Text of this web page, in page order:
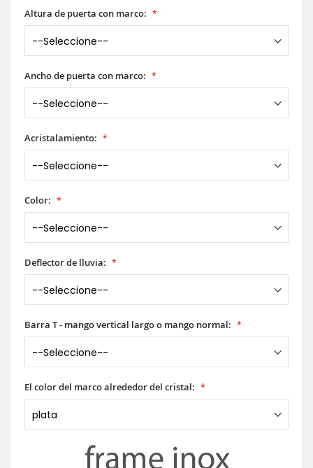
Altura de puerta con marco:
Ancho de puerta con marco:
Acristalamiento:
Color:
Deflector de lluvia:
Barra T - mango vertical largo o mango normal:
El color del marco alrededor del cristal: